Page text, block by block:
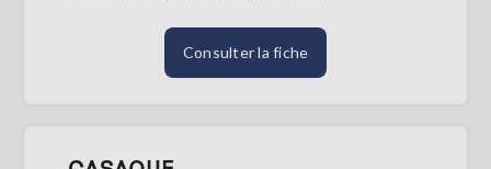
Consulter la fiche